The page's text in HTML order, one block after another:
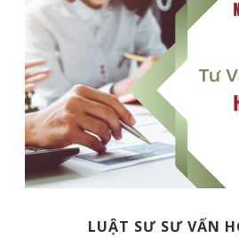
LUẬT SƯ SƯ VẤN